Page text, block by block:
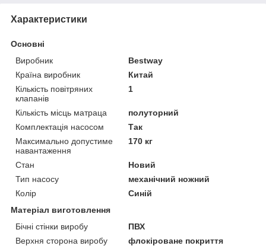
Характеристики
Основні
Виробник
Bestway
Країна виробник
Китай
Кількість повітряних
клапанів
1
Кількість місць матраца
полуторний
Комплектація насосом
Так
Максимально допустиме
навантаження
170 кг
Стан
Новий
Тип насосу
механічний ножний
Колір
Синій
Матеріал виготовлення
Бічні стінки виробу
ПВХ
Верхня сторона виробу
флокіроване покриття